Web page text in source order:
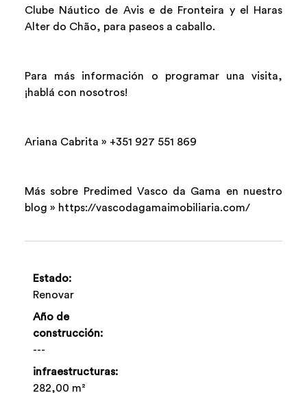
Clube Náutico de Avis e de Fronteira y el Haras
Alter do Chão, para paseos a caballo.
Para más información o programar una visita,
¡hablá con nosotros!
Ariana Cabrita » +351 927 551 869
Más sobre Predimed Vasco da Gama en nuestro
blog » https://vascodagamaimobiliaria.com/
Estado:
Renovar
Año de
construcción:
---
infraestructuras:
282,00 m²